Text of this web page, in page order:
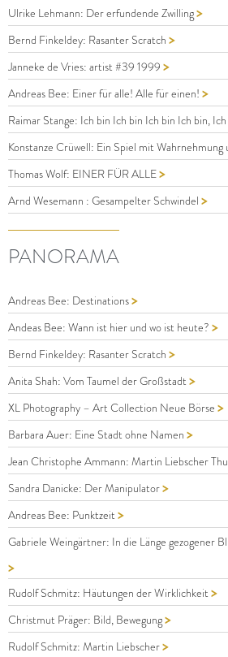
Ulrike Lehmann: Der erfundende Zwilling>
Bernd Finkeldey: Rasanter Scratch >
Janneke de Vries: artist #39 1999 >
Andreas Bee: Einer für alle! Alle für einen! >
Raimar Stange: Ich bin Ich bin Ich bin Ich bin,
Konstanze Crüwell: Ein Spiel mit Wahrnehmung
Thomas Wolf: EINER FÜR ALLE>
Arnd Wesemann : Gesampelter Schwindel >
PANORAMA
Andreas Bee: Destinations>
Andeas Bee: Wann ist hier und wo ist heute? >
Bernd Finkeldey: Rasanter Scratch >
Anita Shah: Vom Taumel der Großstadt >
XL Photography – Art Collection Neue Börse >
Barbara Auer: Eine Stadt ohne Namen >
Jean Christophe Ammann: Martin Liebscher
Sandra Danicke: Der Manipulator>
Andreas Bee: Punktzeit >
Gabriele Weingärtner: In die Länge gezogener
>
Rudolf Schmitz: Häutungen der Wirklichkeit >
Christmut Präger: Bild, Bewegung>
Rudolf Schmitz: Martin Liebscher>